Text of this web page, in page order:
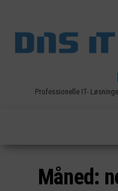
Professionelle IT-
Måned: